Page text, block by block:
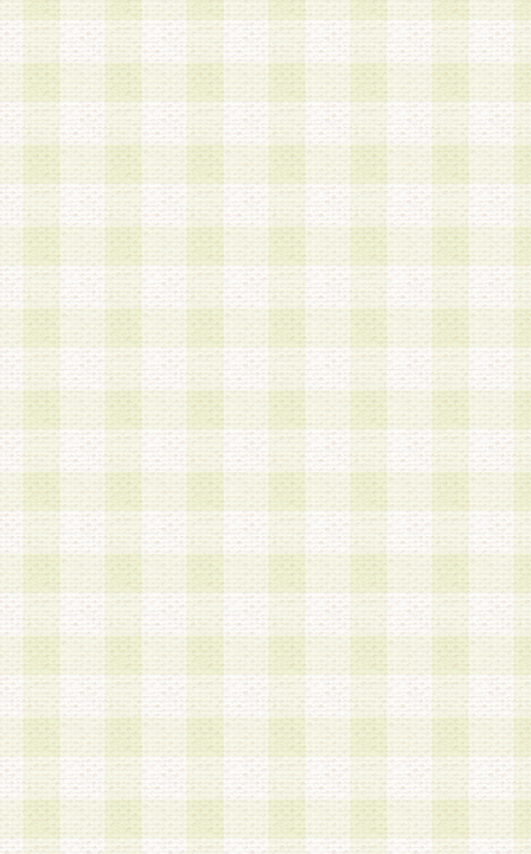
2.当社は、会員個人を識別することのできる情報
会員情報を本人の承諾なく第三者に開示すること
人を識別できる情報について第三者に開示または
社は事前に会員本人の同意を得るものとします。
3.前項の定めに拘わらず、当社は、以下の目的に
意を 得ることなく、会員個人を識別できる情報
づき選定した委託業者に対して当社の責任におい
できるものとします。な お、当社は、当該委託
契約を締結しこれを遵守させるとともに、本規約
の注意をもって当該情報を使用させるものとし ま
a.本サービスに係る謝礼、景品、調査サンプル品
b.会員からの電話、メール等の問い合わせなどへ
c.モバイルリサーチ、またはグループ形式による
実施もしくは運営
d.その他これらに付随する業務
4.会員は、住所、電話番号その他の登録情報につ
合は、速やかに当社所定の変更手続きを行うもの
5.当社は、必要と認めた場合、会員に対して、電
手段により登録情報の対象者が会員登録者本人で
の内容が正確であること、アンケートの回答内容
うことができるものとます。
6.会員は、会員登録後当社が定期的に行う登録情
して、当社指定の期間内に更新手続きを行うもの
該期間内に更新手続きを行わない場合、その時点
発行したポイントは失効されるものとします。